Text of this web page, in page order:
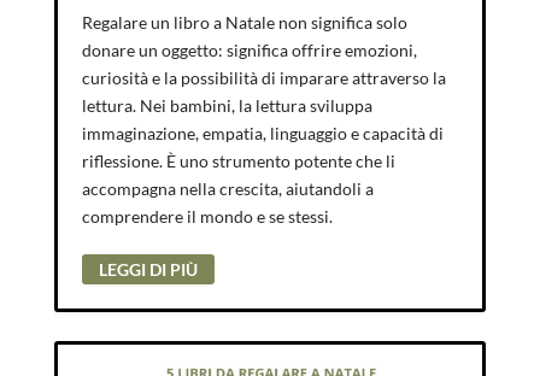
Regalare un libro a Natale non significa solo
donare un oggetto: significa offrire emozioni,
curiosità e la possibilità di imparare attraverso la
lettura. Nei bambini, la lettura sviluppa
immaginazione, empatia, linguaggio e capacità di
riflessione. È uno strumento potente che li
accompagna nella crescita, aiutandoli a
comprendere il mondo e se stessi.
LEGGI DI PIÙ